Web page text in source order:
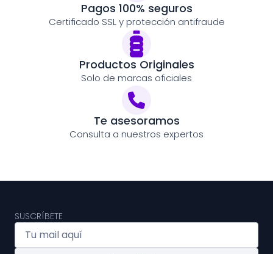
Pagos 100% seguros
Certificado SSL y protección antifraude
Productos Originales
Solo de marcas oficiales
Te asesoramos
Consulta a nuestros expertos
SUSCRÍBETE